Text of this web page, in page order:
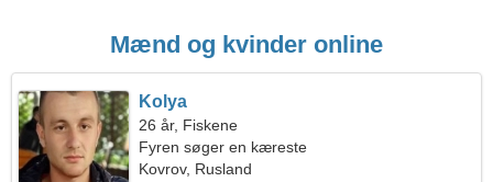
Mænd og kvinder online
Kolya
26 år, Fiskene
Fyren søger en kæreste
Kovrov, Rusland